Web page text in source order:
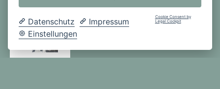
Datenschutz
Impressum
Einstellungen
Cookie Consent by
Legal Cockpit